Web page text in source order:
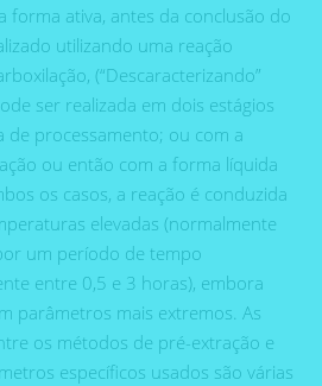
forma ativa, antes da conclusão do
utilizando uma reação
(“Descaracterizando”
ser realizada em dois estágios
de processamento; ou com a
ou então com a forma líquida
os casos, a reação é conduzida
elevadas (normalmente
um período de tempo
entre 0,5 e 3 horas), embora
parâmetros mais extremos. As
os métodos de pré-extração e
específicos usados ​​são várias